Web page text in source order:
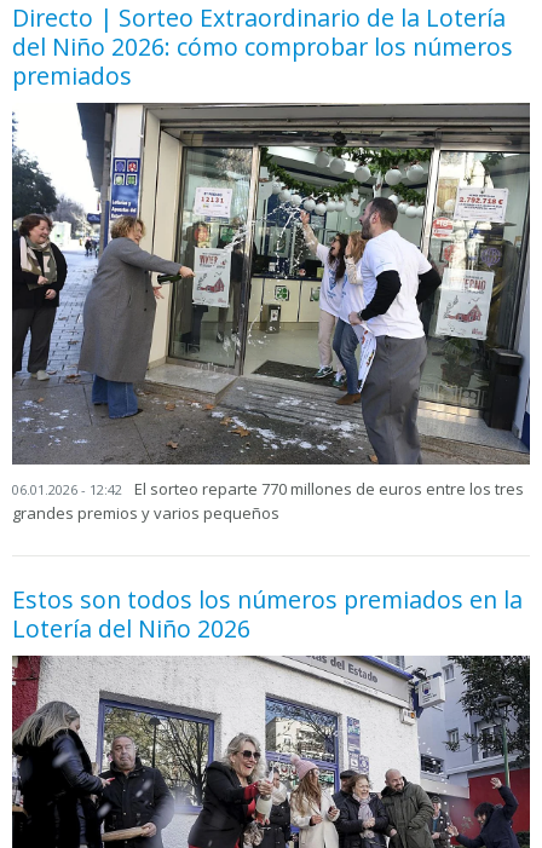
Directo | Sorteo Extraordinario de la Lotería
del Niño 2026: cómo comprobar los números
premiados
06.01.2026 - 12:42
El sorteo reparte 770 millones de euros entre los tres
grandes premios y varios pequeños
Estos son todos los números premiados en la
Lotería del Niño 2026